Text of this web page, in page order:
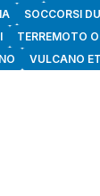
SOCCORSI
TERREMOTO
VULCANO